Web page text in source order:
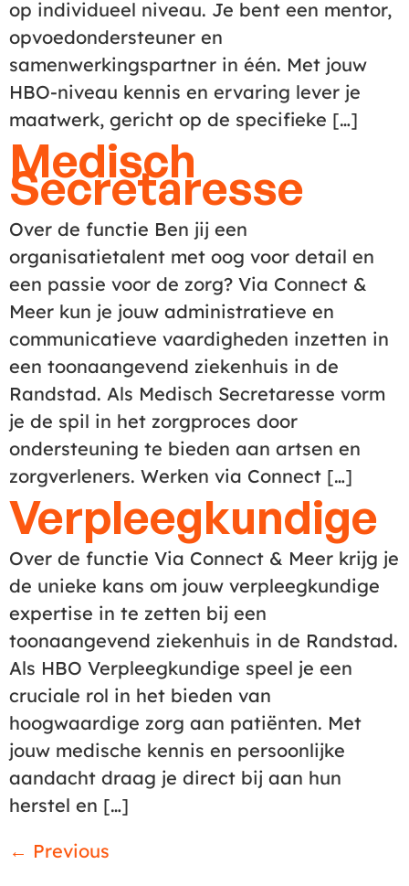
op individueel niveau. Je bent een mentor,
opvoedondersteuner en
samenwerkingspartner in één. Met jouw
HBO-niveau kennis en ervaring lever je
maatwerk, gericht op de specifieke […]
Medisch
Secretaresse
Over de functie Ben jij een
organisatietalent met oog voor detail en
een passie voor de zorg? Via Connect &
Meer kun je jouw administratieve en
communicatieve vaardigheden inzetten in
een toonaangevend ziekenhuis in de
Randstad. Als Medisch Secretaresse vorm
je de spil in het zorgproces door
ondersteuning te bieden aan artsen en
zorgverleners. Werken via Connect […]
Verpleegkundige
Over de functie Via Connect & Meer krijg je
de unieke kans om jouw verpleegkundige
expertise in te zetten bij een
toonaangevend ziekenhuis in de Randstad.
Als HBO Verpleegkundige speel je een
cruciale rol in het bieden van
hoogwaardige zorg aan patiënten. Met
jouw medische kennis en persoonlijke
aandacht draag je direct bij aan hun
herstel en […]
← Previous